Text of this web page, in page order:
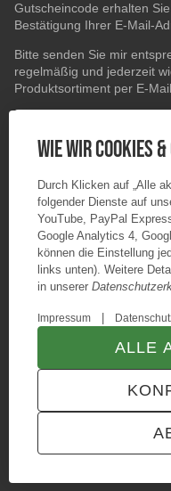
Gutscheincode erhalten
Bestätigung Ihrer E-Mail-
Bitte senden Sie mir
regelmäßig und jederzeit
Produktsortiment per E-Mail
TECHNIK JTL-Shop
ANMELDEN
Wie wir Cookies
Durch Klicken auf „Alle
folgender Dienste auf
YouTube, PayPal
Google Analytics 4,
können die Einstellung
links unten). Weitere
in unserer
Impressum
ALLE